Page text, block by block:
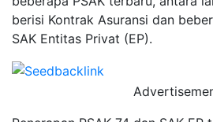
berisi Kontrak Asuransi dan
SAK Entitas Privat (EP).